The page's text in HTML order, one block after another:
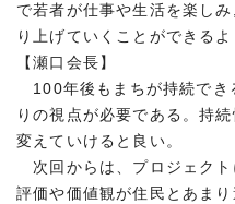
で若者が仕事や生活を楽し
り上げていくことができる
【瀬口会長】
100年後もまちが持続でき
りの視点が必要である。持
変えていけると良い。
次回からは、プロジェクト
評価や価値観が住民とあま